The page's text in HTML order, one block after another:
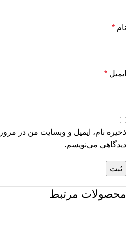
نام *
ایمیل *
ذخیره نام، ایمیل و وبسایت من در
دیدگاهی می‌نویسم.
محصولات مرتبط